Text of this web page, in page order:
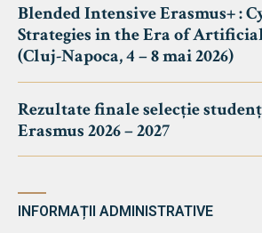
Blended Intensive Erasmus+ :
Strategies in the Era of
(Cluj-Napoca, 4 – 8 mai 2026)
Rezultate finale selecție
Erasmus 2026 – 2027
INFORMAȚII ADMINISTRATIVE